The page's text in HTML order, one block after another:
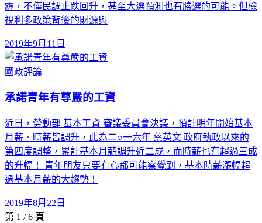
霾，不僅民調止跌回升，甚至大選預測也有勝選的可能。但檢
視利多政策背後的財源與
2019年9月11日
國政評論
承諾青年有尊嚴的工資
近日，勞動部 基本工資 審議委員會決議，預計明年開始基本
月薪、時薪皆調升，此為二○一六年 蔡英文 政府執政以來的
第四度調整，累計基本月薪調升近二成，而時薪也有超過三成
的升幅！ 青年朋友只要有心都可能察覺到，基本時薪漲幅超
過基本月薪的大趨勢！
2019年8月22日
第 1 /6 頁